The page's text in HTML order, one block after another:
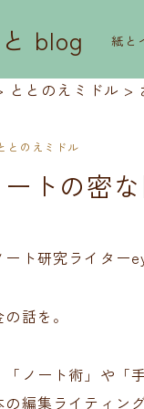
blog 紙と
ととのえミドル >
とのえミドル
トの密
ト研究ライター
話を。
ノート術」や「
の編集ライティン